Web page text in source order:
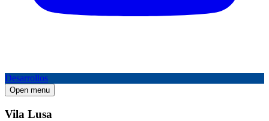
Desarrollos
Open menu
Vila Lusa